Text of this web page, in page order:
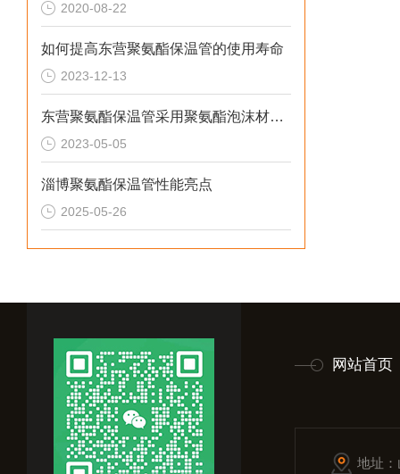
2020-08-22
如何提高东营聚氨酯保温管的使用寿命
2023-12-13
东营聚氨酯保温管采用聚氨酯泡沫材料制成
2023-05-05
淄博聚氨酯保温管性能亮点
2025-05-26
网站首页
地址